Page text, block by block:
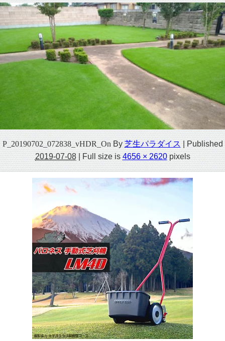
P_20190702_072838_vHDR_On By 芝生パラダイス
Published
2019-07-08
Full size is 4656 × 2620pixels